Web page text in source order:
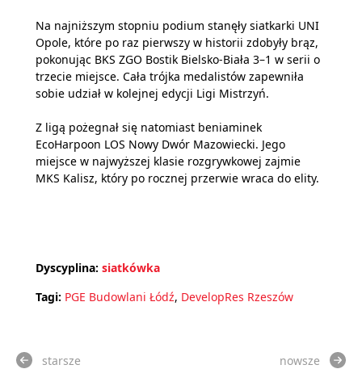
Na najniższym stopniu podium stanęły siatkarki UNI
Opole, które po raz pierwszy w historii zdobyły brąz,
pokonując BKS ZGO Bostik Bielsko-Biała 3–1 w serii o
trzecie miejsce. Cała trójka medalistów zapewniła
sobie udział w kolejnej edycji Ligi Mistrzyń.
Z ligą pożegnał się natomiast beniaminek
EcoHarpoon LOS Nowy Dwór Mazowiecki. Jego
miejsce w najwyższej klasie rozgrywkowej zajmie
MKS Kalisz, który po rocznej przerwie wraca do elity.
Dyscyplina: siatkówka
Tagi: PGE Budowlani Łódź, DevelopRes Rzeszów
starsze nowsze